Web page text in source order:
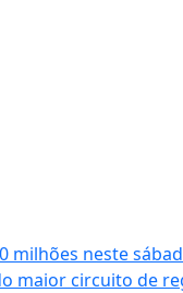
milhões neste
maior circuito de